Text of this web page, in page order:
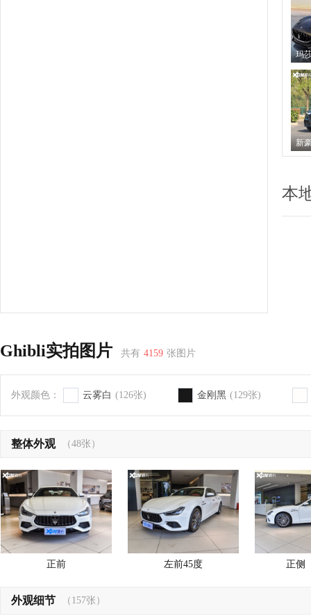
本
Ghibli实拍图片 共有 4159 张图片
外观颜色： 云雾白 (126张) 金刚黑 (129张)
整体外观 （48张）
正前 左前45度 正侧
外观细节 （157张）